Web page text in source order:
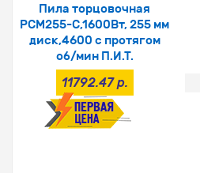
Пила торцовочная
PСM255-C,1600Вт, 255 мм
диск,4600 с протягом
об/мин П.И.Т.
11792.47 р.